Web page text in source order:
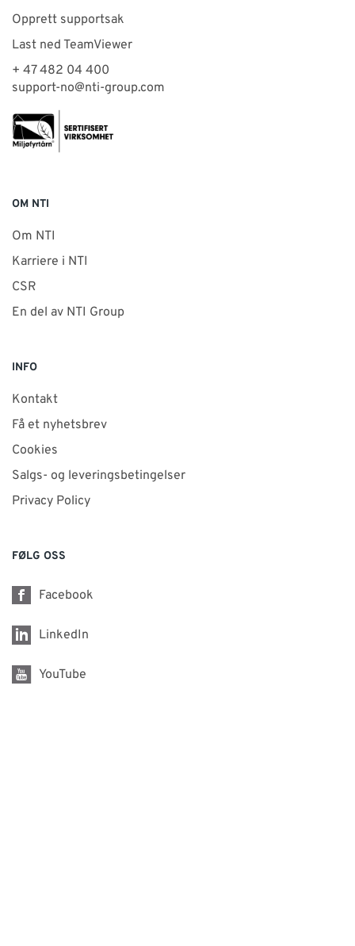
Opprett supportsak
Last ned TeamViewer
+ 47 482 04 400
support-no@nti-group.com
OM NTI
Om NTI
Karriere i NTI
CSR
En del av NTI Group
INFO
Kontakt
Få et nyhetsbrev
Cookies
Salgs- og leveringsbetingelser
Privacy Policy
FØLG OSS
Facebook
LinkedIn
YouTube